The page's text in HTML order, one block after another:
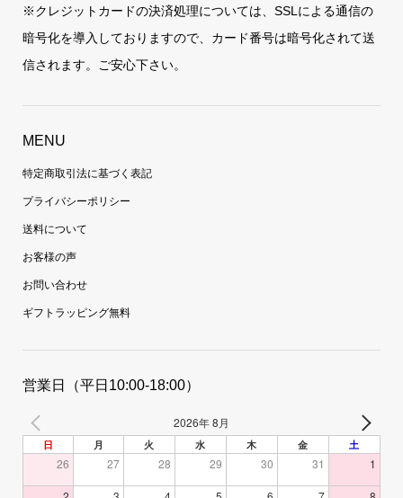
※クレジットカードの決済処理については、SSLによる通信の
暗号化を導入しておりますので、カード番号は暗号化されて送
信されます。ご安心下さい。
MENU
特定商取引法に基づく表記
プライバシーポリシー
送料について
お客様の声
お問い合わせ
ギフトラッピング無料
営業日（平日10:00-18:00）
2026年 8月
日 月 火 水 木 金 土
26 27 28 29 30 31 1